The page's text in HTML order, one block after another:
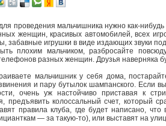
проведения мальчишника нужнокак-нибудь
женщин, красивых автомобилей, всех
забавные игрушки в виде издающих звуки
плохим мальчиком, разбросайте
разных женщин. Друзья наверняка
мальчишник у себя дома,
и пару бутылок шампанского. Если
очень уж настойчиво приставая к
предъявить колоссальный счет, который
правила клуба, где будет написано,
— за такую-то), или выставят на